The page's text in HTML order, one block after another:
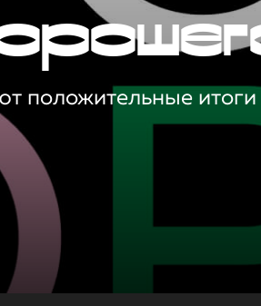
положительные